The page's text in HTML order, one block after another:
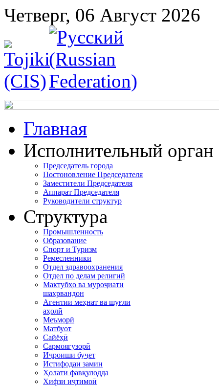
Четверг, 06 Август 2026
Главная
Исполнительный орган
Председатель города
Постоновление Председателя
Заместители Председателя
Аппарат Председателя
Руководители структур
Структура
Промышленность
Образование
Спорт и Туризм
Ремесленники
Отдел здравоохранения
Отдел по делам религий
Мактубҳо ва муроҷиати
шаҳрвандон
Агентии меҳнат ва шуғли
аҳолӣ
Меъморӣ
Матбуот
Сайёҳӣ
Сармоягузорӣ
Иҷроиши буҷет
Истифодаи замин
Ҳолати фавқулодда
Хифзи иҷтимоӣ